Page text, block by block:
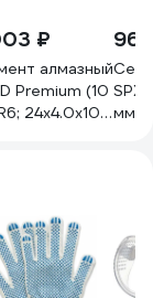
₽
алмазный
Premium (10
24x4.0x10
мм;